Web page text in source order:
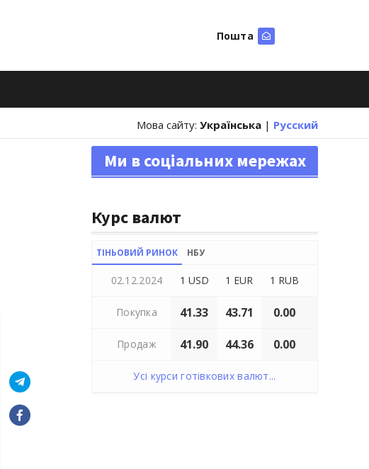
Пошта
Мова сайту: Українська | Русский
Ми в соціальних мережах
Курс валют
ТІНЬОВИЙ РИНОК НБУ
02.12.2024 1 USD 1 EUR 1 RUB
Покупка 41.33 43.71 0.00
Продаж 41.90 44.36 0.00
Усі курси готівкових валют...